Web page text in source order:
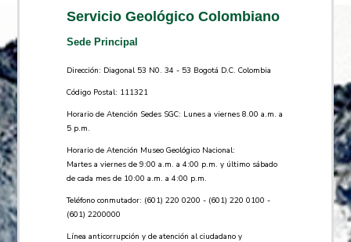
Servicio Geológico Colombiano
Sede Principal
Dirección: Diagonal 53 N0. 34 - 53 Bogotá D.C. Colombia
Código Postal: 111321
Horario de Atención Sedes SGC: Lunes a viernes 8.00 a.m. a
5 p.m.
Horario de Atención Museo Geológico Nacional:
Martes a viernes de 9:00 a.m. a 4:00 p.m. y último sábado
de cada mes de 10:00 a.m. a 4:00 p.m.
Teléfono conmutador: (601) 220 0200 - (601) 220 0100 -
(601) 2200000
Línea anticorrupción y de atención al ciudadano y